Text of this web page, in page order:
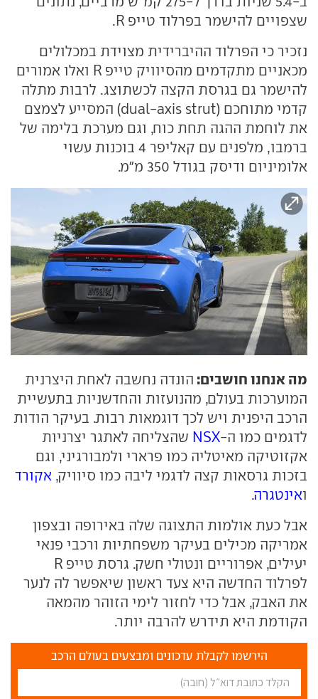
שצפויים להישמר בפרלוד טייפ R.
נזכיר כי הפרלוד ההיברידית מצוידת במכלולים
מכאניים מתקדמים מהסיוויק טייפ R ואלו אמורים
להישמר גם בגרסת הקצה לכשתוצג. לרבות מתלה
קדמי מתוחכם (dual-axis strut) המסייע לצמצם
את לוחמת ההגה תחת כוח, וגם מערכת בלימה של
ברמבו, מלפנים עם קאליפר 4 בוכנות עשוי
אלומיניום ודיסק בגודל 350 מ"מ.
מה אנחנו חושבים: הונדה נחשבה לאחת היצרנית
המוערכות בעולם, מהנועזות והחדשניות בתעשיית
הרכב היפנית ויש לכך דוגמאות רבות. בעיקר הודות
לדגמים כמו ה-NSX שהצליחה לאתגר יצרניות
אקזוטיקה מאיטליה כמו פרארי ולמבורגיני, וגם
בזכות גרסאות קצה לדגמי ליבה כמו סיוויק, אקורד
ואינטגרה.
אבל כעת אולמות התצוגה שלה באירופה ובצפון
אמריקה מכילים בעיקר משפחתיות ורכבי פנאי
יעילים, אפרוריים ונטולי חשק. גרסת טייפ R
לפרלוד החדשה היא צעד ראשון שיאפשר לה לנער
את האבק, אבל כדי לחזור לימי הזוהר מהמאה
הקודמת היא תידרש להרבה יותר.
הירשמו לקבלת עדכונים ומבצעים בעולם הרכב